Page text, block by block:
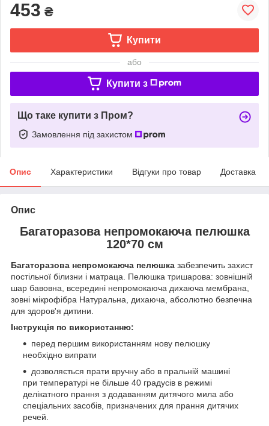
453 ₴
Купити
або
Купити з
Що таке купити з Пром?
Замовлення під захистом
Опис Характеристики Відгуки про товар Доставка
Опис
Багаторазова непромокаюча пелюшка
120*70 см
Багаторазова непромокаюча пелюшка забезпечить захист
постільної білизни і матраца. Пелюшка тришарова: зовнішній
шар бавовна, всередині непромокаюча дихаюча мембрана,
зовні мікрофібра Натуральна, дихаюча, абсолютно безпечна
для здоров'я дитини.
Інструкція по використанню:
перед першим використанням нову пелюшку
необхідно випрати
дозволяється прати вручну або в пральній машині
при температурі не більше 40 градусів в режимі
делікатного прання з додаванням дитячого мила або
спеціальних засобів, призначених для прання дитячих
речей.